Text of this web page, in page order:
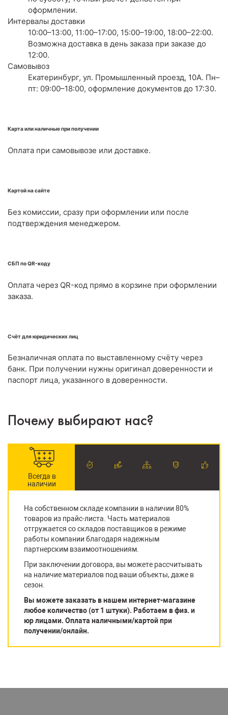
оформлении.
Интервалы доставки
10:00–13:00, 11:00–17:00, 15:00–19:00, 18:00–22:00.
Возможна доставка в день заказа при заказе до
12:00.
Самовывоз
Екатеринбург, ул. Промышленный проезд, 10А. Пн–
пт: 09:00–18:00, оформление документов до 17:30.
Карта или наличные при получении
Оплата при самовывозе или доставке.
Картой на сайте
Без комиссии, сразу при оформлении или после
подтверждения менеджером.
СБП по QR-коду
Оплата через QR-код прямо в корзине при оформлении
заказа.
Счёт для юридических лиц
Безналичная оплата по выставленному счёту через
банк. При получении нужны оригинал доверенности и
паспорт лица, указанного в доверенности.
Почему выбирают нас?
Всегда в
наличии
На собственном складе компании в наличии 80%
товаров из прайс-листа. Часть материалов
отгружается со складов поставщиков в режиме
работы компании благодаря надежным
партнерским взаимоотношениям.
При заключении договора, вы можете рассчитывать
на наличие материалов под ваши объекты, даже в
сезон.
Вы можете заказать в нашем интернет-магазине
любое количество (от 1 штуки). Работаем в физ. и
юр лицами. Оплата наличными/картой при
получении/онлайн.